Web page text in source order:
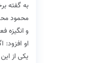
به گفته
محمود
و انگیزه
او افزود:
یکی از